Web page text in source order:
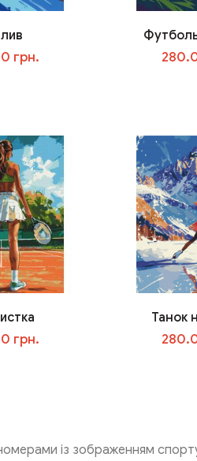
грн.
грн.
Танок
із зображенням